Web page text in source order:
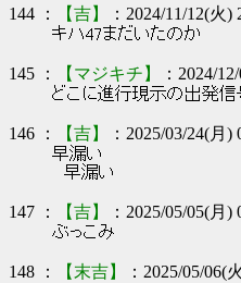
144 ： 【吉】 ：2024/11/12(火
キハ47まだいたのか
145 ： 【マジキチ】 ：2024/
どこに進行現示の出発信
146 ： 【吉】 ：2025/03/24(月
早漏い
早漏い
147 ： 【吉】 ：2025/05/05(月
ぶっこみ
148 ： 【末吉】 ：2025/05/06(